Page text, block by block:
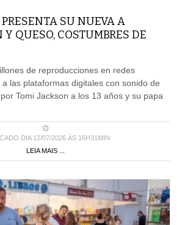
SU NUEVA A
QUESO, COSTUMBRES DE
de reproducciones en redes
las plataformas digitales con sonido de
Tomi Jackson a los 13 años y su papa
DIA 12/07/2026 ÀS 16H31MIN
LEIA MAIS ...